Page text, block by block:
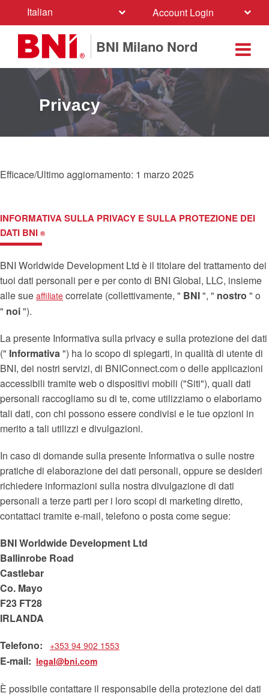
Italian Account Login
BNI Milano Nord
Privacy
Efficace/Ultimo aggiornamento: 1 marzo 2025
INFORMATIVA SULLA PRIVACY E SULLA PROTEZIONE DEI
DATI BNI ®
BNI Worldwide Development Ltd è il titolare del trattamento dei
tuoi dati personali per e per conto di BNI Global, LLC, insieme
alle sue affiliate correlate (collettivamente, " BNI", " nostro " o
" noi").
La presente Informativa sulla privacy e sulla protezione dei dati
(" Informativa") ha lo scopo di spiegarti, in qualità di utente di
BNI, dei nostri servizi, di BNIConnect.com o delle applicazioni
accessibili tramite web o dispositivi mobili ("Siti"), quali dati
personali raccogliamo su di te, come utilizziamo o elaboriamo
tali dati, con chi possono essere condivisi e le tue opzioni in
merito a tali utilizzi e divulgazioni.
In caso di domande sulla presente Informativa o sulle nostre
pratiche di elaborazione dei dati personali, oppure se desideri
richiedere informazioni sulla nostra divulgazione di dati
personali a terze parti per i loro scopi di marketing diretto,
contattaci tramite e-mail, telefono o posta come segue:
BNI Worldwide Development Ltd
Ballinrobe Road
Castlebar
Co. Mayo
F23 FT28
IRLANDA
Telefono:
+353 94 902 1553
E-mail: legal@bni.com
È possibile contattare il responsabile della protezione dei dati